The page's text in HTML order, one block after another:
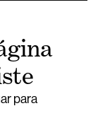
para